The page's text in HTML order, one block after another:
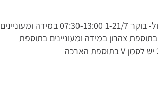
גני הילדים של החופש הגדול- בוקר 1-21/7 07:30-13:00 במידה ומעוניינים
בתוספת צהרון- יש לסמן V בתוספת צהרון במידה ומעוניינים בתוספת